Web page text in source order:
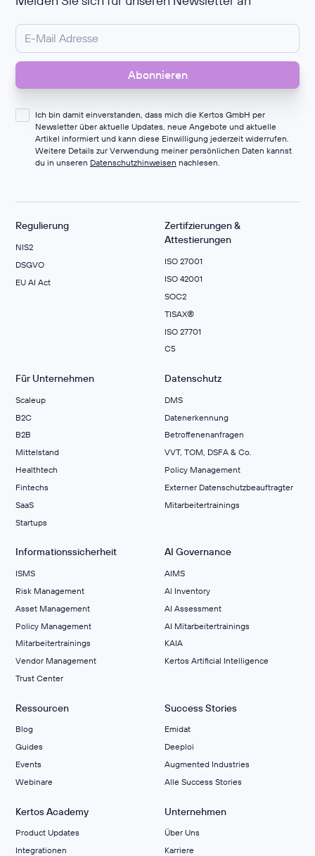
Ich bin damit einverstanden, dass mich die Kertos GmbH per
Newsletter über aktuelle Updates, neue Angebote und aktuelle
Artikel informiert und kann diese Einwilligung jederzeit widerrufen.
Weitere Details zur Verwendung meiner persönlichen Daten kannst
du in unseren Datenschutzhinweisen nachlesen.
Regulierung
NIS2
DSGVO
EU AI Act
Zertifzierungen &
Attestierungen
ISO 27001
ISO 42001
SOC2
TISAX®
ISO 27701
C5
Für Unternehmen
Scaleup
B2C
B2B
Mittelstand
Healthtech
Fintechs
SaaS
Startups
Datenschutz
DMS
Datenerkennung
Betroffenenanfragen
VVT, TOM, DSFA & Co.
Policy Management
Externer Datenschutzbeauftragter
Mitarbeitertrainings
Informationssicherheit
ISMS
Risk Management
Asset Management
Policy Management
Mitarbeitertrainings
Vendor Management
Trust Center
AI Governance
AIMS
Al Inventory
AI Assessment
AI Mitarbeitertrainings
KAIA
Kertos Artificial Intelligence
Ressourcen
Blog
Guides
Events
Webinare
Success Stories
Emidat
Deeploi
Augmented Industries
Alle Success Stories
Kertos Academy
Product Updates
Integrationen
Unternehmen
Über Uns
Karriere